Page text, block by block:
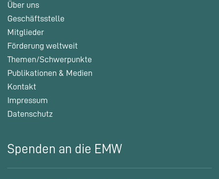
Über uns
Geschäftsstelle
Mitglieder
Förderung weltweit
Themen/Schwerpunkte
Publikationen & Medien
Kontakt
Impressum
Datenschutz
Spenden an die EMW